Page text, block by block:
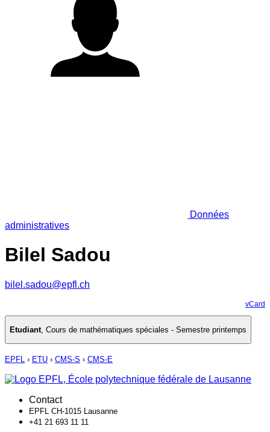
Données
administratives
Bilel Sadou
bilel.sadou@epfl.ch
vCard
Etudiant, Cours de mathématiques spéciales - Semestre printemps
EPFL › ETU › CMS-S › CMS-E
Contact
EPFL CH-1015 Lausanne
+41 21 693 11 11